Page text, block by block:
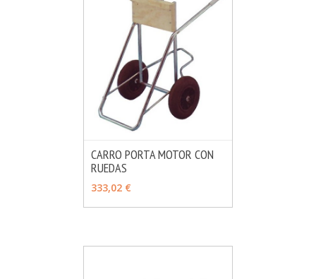
AÑADIR
CARRO PORTA MOTOR CON
RUEDAS
333,02 €